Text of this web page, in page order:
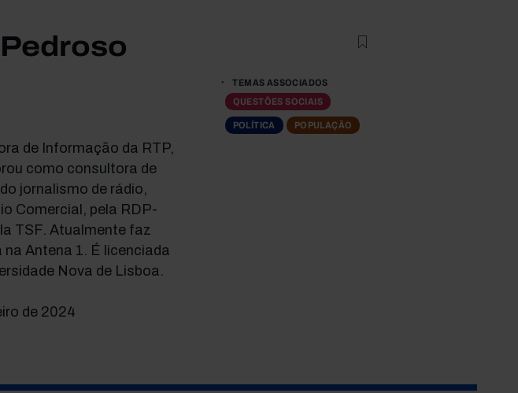
de Informação da RTP,
como consultora de
jornalismo de rádio,
Comercial, pela RDP-
TSF. Atualmente faz
Antena 1. É licenciada
Nova de Lisboa.
de 2024
TEMAS ASSOCIADOS
QUESTÕES SOCIAIS
POLÍTICA POPULAÇÃO